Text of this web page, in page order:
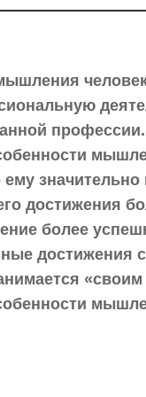
ему
достижения
более
достижения